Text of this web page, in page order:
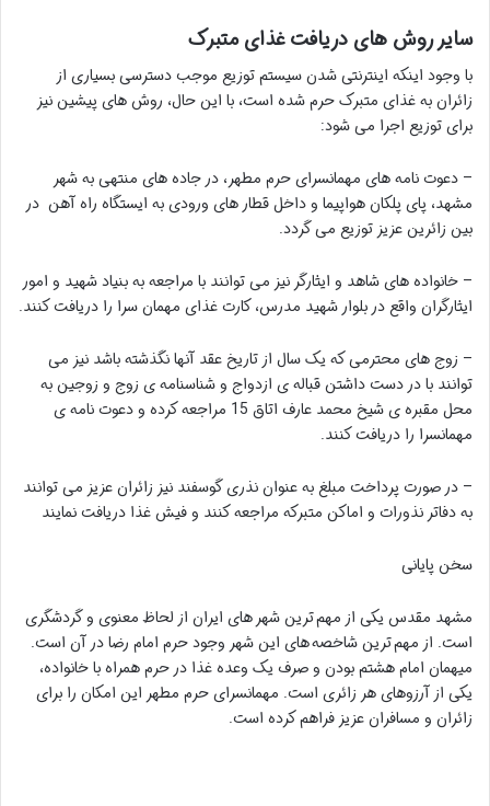
سایر روش های دریافت غذای متبرک
با وجود اینکه اینترنتی شدن سیستم توزیع موجب دسترسی بسیاری از
زائران به غذای متبرک حرم شده است، با این حال، روش های پیشین نیز
برای توزیع اجرا می شود:
– دعوت نامه های مهمانسرای حرم مطهر، در جاده های منتهی به شهر
مشهد، پای پلکان هواپیما و داخل قطار های ورودی به ایستگاه راه آهن در
بین زائرین عزیز توزیع می گردد.
– خانواده های شاهد و ایثارگر نیز می توانند با مراجعه به بنیاد شهید و امور
ایثارگران واقع در بلوار شهید مدرس، کارت غذای مهمان سرا را دریافت کنند.
– زوج های محترمی که یک سال از تاریخ عقد آنها نگذشته باشد نیز می
توانند با در دست داشتن قباله ی ازدواج و شناسنامه ی زوج و زوجین به
محل مقبره ی شیخ محمد عارف اتاق 15 مراجعه کرده و دعوت نامه ی
مهمانسرا را دریافت کنند.
– در صورت پرداخت مبلغ به عنوان نذری گوسفند نیز زائران عزیز می توانند
به دفاتر نذورات و اماکن متبرکه مراجعه کنند و فیش غذا دریافت نمایند
سخن پایانی
مشهد مقدس یکی از مهم ترین شهر های ایران از لحاظ معنوی و گردشگری
است. از مهم ترین شاخصه های این شهر وجود حرم امام رضا در آن است.
میهمان امام هشتم بودن و صرف یک وعده غذا در حرم همراه با خانواده،
یکی از آرزوهای هر زائری است. مهمانسرای حرم مطهر این امکان را برای
زائران و مسافران عزیز فراهم کرده است.